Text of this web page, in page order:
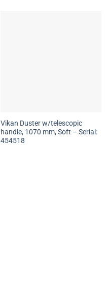
Vikan Duster w/telescopic
handle, 1070 mm, Soft – Serial:
454518